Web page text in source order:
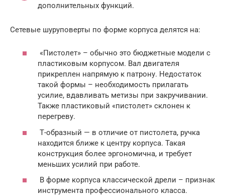
дополнительных функций.
Сетевые шуруповерты по форме корпуса делятся на:
«Пистолет» – обычно это бюджетные модели с
пластиковым корпусом. Вал двигателя
прикреплен напрямую к патрону. Недостаток
такой формы – необходимость прилагать
усилие, вдавливать метизы при закручивании.
Также пластиковый «пистолет» склонен к
перегреву.
Т-образный — в отличие от пистолета, ручка
находится ближе к центру корпуса. Такая
конструкция более эргономична, и требует
меньших усилий при работе.
В форме корпуса классической дрели – признак
инструмента профессионального класса.